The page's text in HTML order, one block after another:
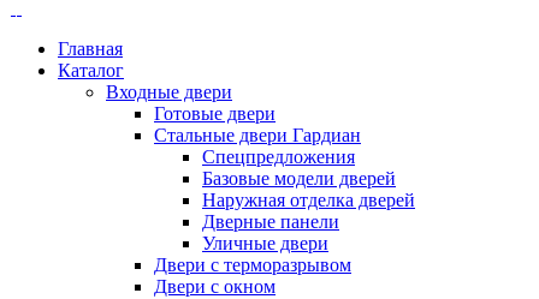
Главная
Каталог
Входные двери
Готовые двери
Стальные двери Гардиан
Спецпредложения
Базовые модели дверей
Наружная отделка дверей
Дверные панели
Уличные двери
Двери с терморазрывом
Двери с окном